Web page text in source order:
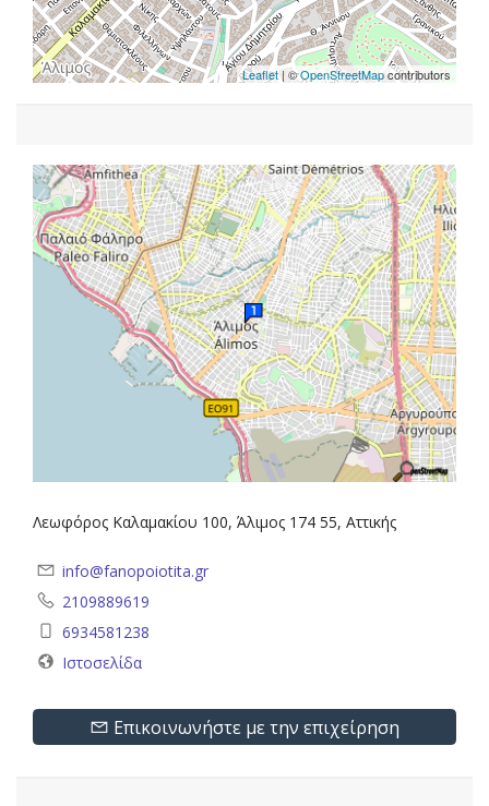
Leaflet| ©OpenStreetMapcontributors
Λεωφόρος Καλαμακίου 100, Άλιμος 174 55, Αττικής
info@fanopoiotita.gr
2109889619
6934581238
Ιστοσελίδα
Επικοινωνήστε με την επιχείρηση